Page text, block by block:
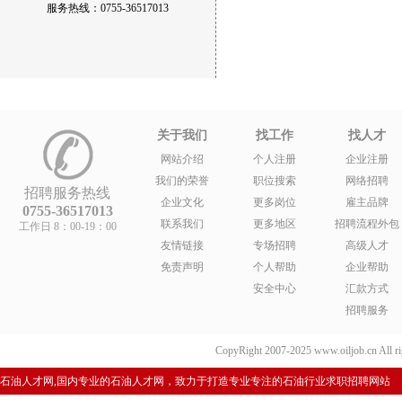
服务热线：0755-36517013
招聘服务热线
0755-36517013
工作日 8：00-19：00
关于我们
网站介绍
我们的荣誉
企业文化
联系我们
友情链接
免责声明
找工作
个人注册
职位搜索
更多岗位
更多地区
专场招聘
个人帮助
安全中心
找人才
企业注册
网络招聘
雇主品牌
招聘流程外包
高级人才
企业帮助
汇款方式
招聘服务
CopyRight 2007-2025 www.oiljob.cn All
石油人才网,国内专业的石油人才网，致力于打造专业专注的石油行业求职招聘网站